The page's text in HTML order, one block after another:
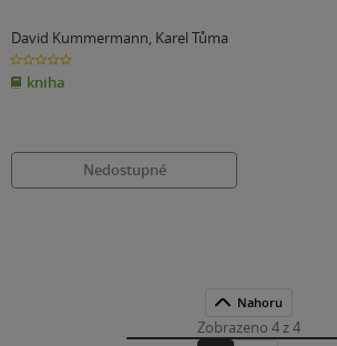
David Kummermann, Karel Tůma
0.0
z
5
hvězdiček
kniha
Nedostupné
Nahoru
Zobrazeno 4 z 4